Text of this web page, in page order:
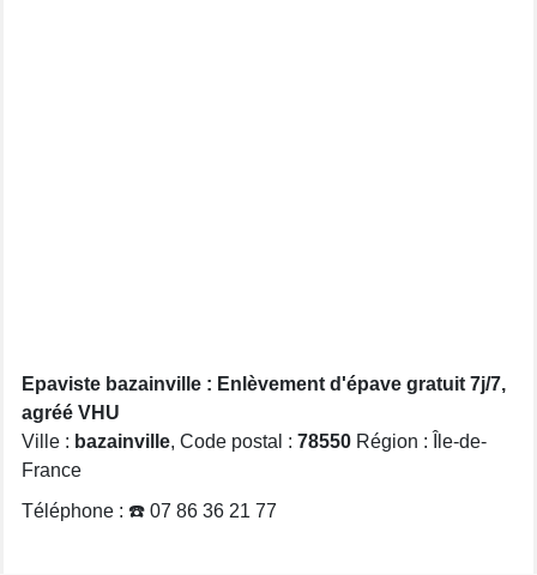
Epaviste bazainville : Enlèvement d'épave gratuit 7j/7,
agréé VHU
Ville : bazainville, Code postal : 78550 Région : Île-de-
France
Téléphone : ☎️ 07 86 36 21 77